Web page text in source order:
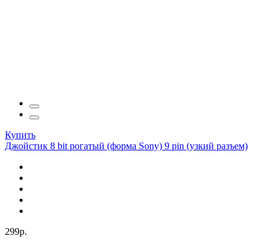
Купить
Джойстик 8 bit рогатый (форма Sony) 9 pin (узкий разъем)
299р.